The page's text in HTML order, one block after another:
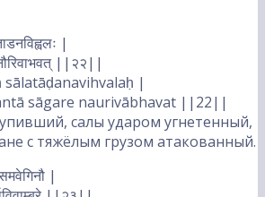
|
||२२||
|
sāgare naurivābhavat ||22||
салы ударом угнетенный,
с тяжёлым грузом атакованный.
|